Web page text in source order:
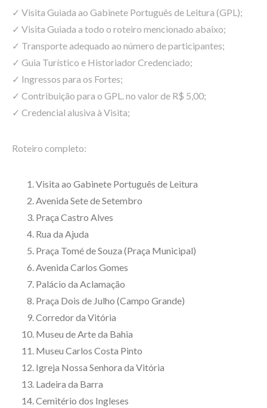
✓ Visita Guiada ao Gabinete Português de Leitura (GPL);
✓ Visita Guiada a todo o roteiro mencionado abaixo;
✓ Transporte adequado ao número de participantes;
✓ Guia Turístico e Historiador Credenciado;
✓ Ingressos para os Fortes;
✓ Contribuição para o GPL. no valor de R$ 5,00;
✓ Credencial alusiva à Visita;
Roteiro completo:
Visita ao Gabinete Português de Leitura
Avenida Sete de Setembro
Praça Castro Alves
Rua da Ajuda
Praça Tomé de Souza (Praça Municipal)
Avenida Carlos Gomes
Palácio da Aclamação
Praça Dois de Julho (Campo Grande)
Corredor da Vitória
Museu de Arte da Bahia
Museu Carlos Costa Pinto
Igreja Nossa Senhora da Vitória
Ladeira da Barra
Cemitério dos Ingleses